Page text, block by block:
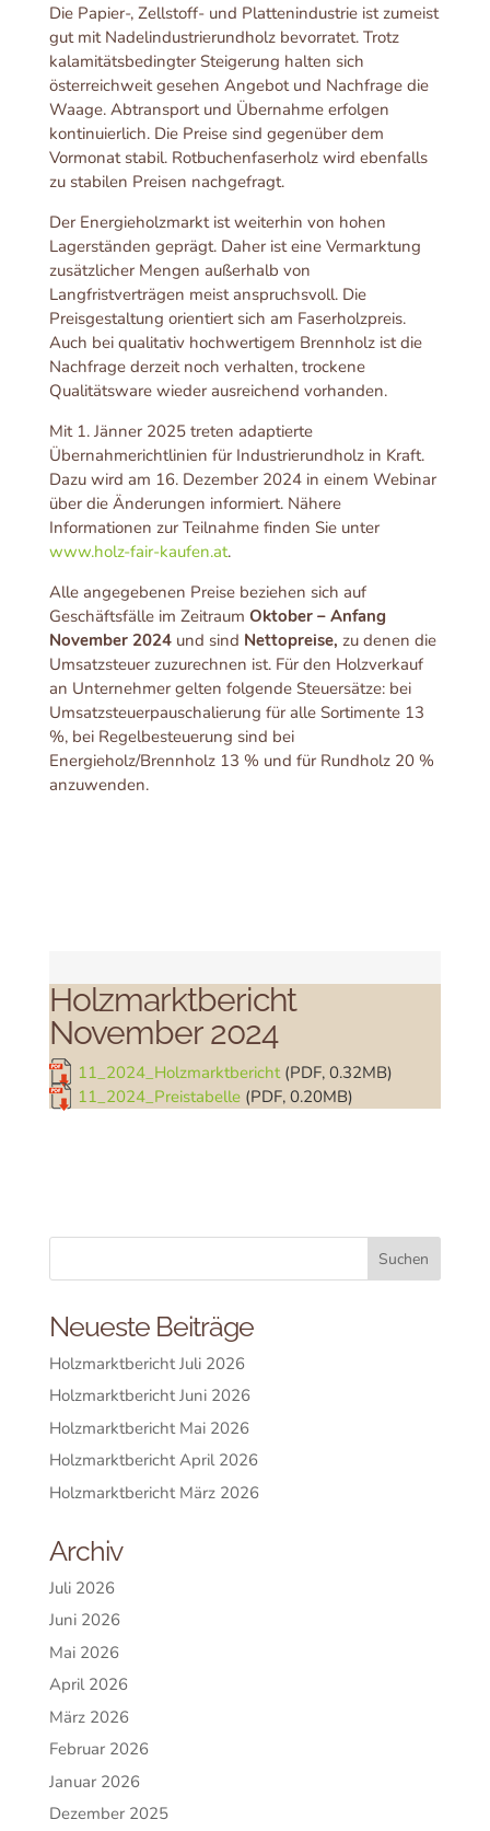
Die Papier-, Zellstoff- und Plattenindustrie ist zumeist
gut mit Nadelindustrierundholz bevorratet. Trotz
kalamitätsbedingter Steigerung halten sich
österreichweit gesehen Angebot und Nachfrage die
Waage. Abtransport und Übernahme erfolgen
kontinuierlich. Die Preise sind gegenüber dem
Vormonat stabil. Rotbuchenfaserholz wird ebenfalls
zu stabilen Preisen nachgefragt.
Der Energieholzmarkt ist weiterhin von hohen
Lagerständen geprägt. Daher ist eine Vermarktung
zusätzlicher Mengen außerhalb von
Langfristverträgen meist anspruchsvoll. Die
Preisgestaltung orientiert sich am Faserholzpreis.
Auch bei qualitativ hochwertigem Brennholz ist die
Nachfrage derzeit noch verhalten, trockene
Qualitätsware wieder ausreichend vorhanden.
Mit 1. Jänner 2025 treten adaptierte
Übernahmerichtlinien für Industrierundholz in Kraft.
Dazu wird am 16. Dezember 2024 in einem Webinar
über die Änderungen informiert. Nähere
Informationen zur Teilnahme finden Sie unter
www.holz-fair-kaufen.at.
Alle angegebenen Preise beziehen sich auf
Geschäftsfälle im Zeitraum Oktober – Anfang
November 2024und sind Nettopreise, zu denen die
Umsatzsteuer zuzurechnen ist. Für den Holzverkauf
an Unternehmer gelten folgende Steuersätze: bei
Umsatzsteuerpauschalierung für alle Sortimente 13
%, bei Regelbesteuerung sind bei
Energieholz/Brennholz 13 % und für Rundholz 20 %
anzuwenden.
Holzmarktbericht
November 2024
11_2024_Holzmarktbericht (PDF, 0.32MB)
11_2024_Preistabelle(PDF, 0.20MB)
Neueste Beiträge
Holzmarktbericht Juli 2026
Holzmarktbericht Juni 2026
Holzmarktbericht Mai 2026
Holzmarktbericht April 2026
Holzmarktbericht März 2026
Archiv
Juli 2026
Juni 2026
Mai 2026
April 2026
März 2026
Februar 2026
Januar 2026
Dezember 2025